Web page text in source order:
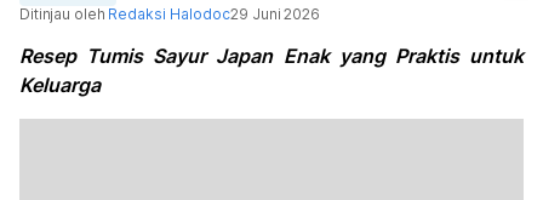
Ditinjau oleh Redaksi Halodoc29 Juni 2026
Resep Tumis Sayur Japan Enak yang Praktis untuk
Keluarga